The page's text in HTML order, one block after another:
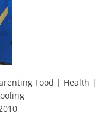
Food | Health |